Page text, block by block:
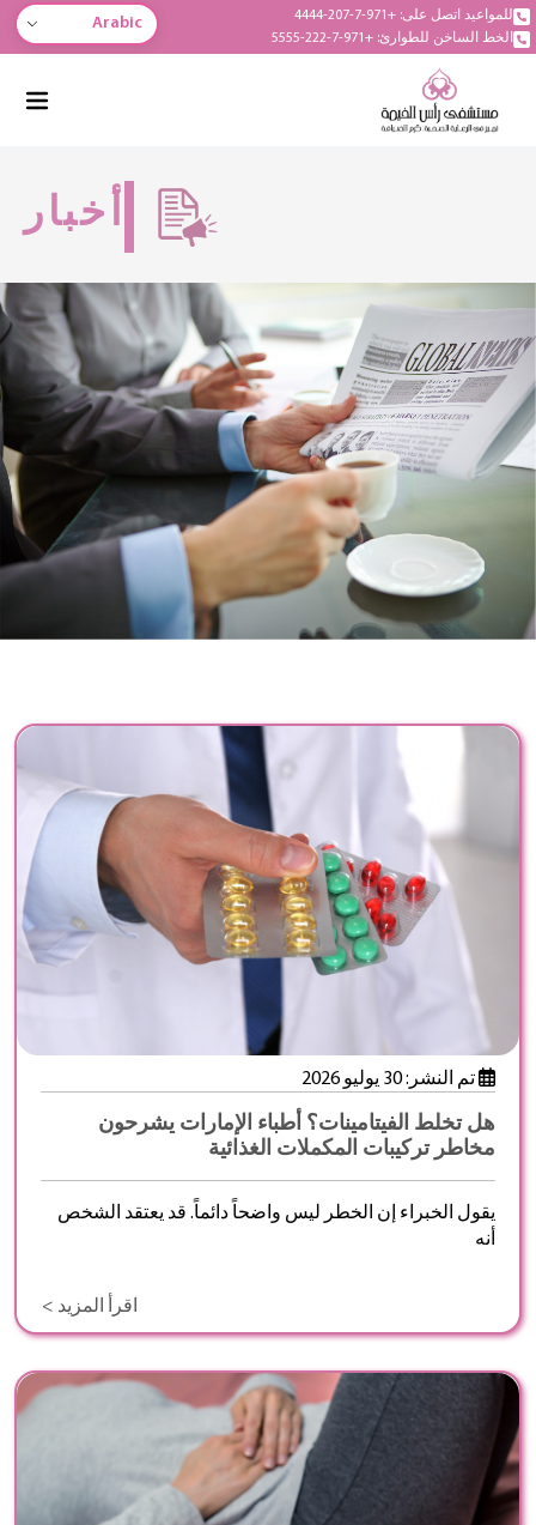
للمواعيد اتصل على: +971-7-207-4444
الخط الساخن للطوارئ: +971-7-222-5555
Arabic
أخبار
تم النشر: 30 يوليو 2026
هل تخلط الفيتامينات؟ أطباء الإمارات يشرحون
مخاطر تركيبات المكملات الغذائية
يقول الخبراء إن الخطر ليس واضحاً دائماً. قد يعتقد الشخص
أنه
اقرأ المزيد >